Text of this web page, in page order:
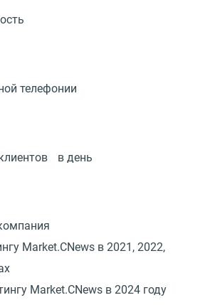
телефонии
в день
Market.CNews в 2021, 2022,
Market.CNews в 2024 году